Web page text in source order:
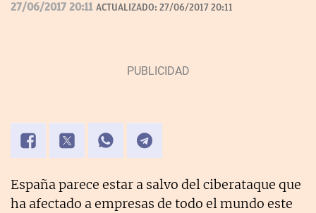
27/06/2017 20:11 ACTUALIZADO: 27/06/2017 20:11
España parece estar a salvo del ciberataque que
ha afectado a empresas de todo el mundo este